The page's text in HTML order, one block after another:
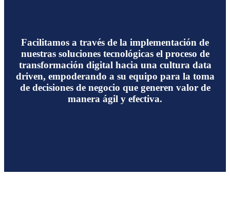
Facilitamos a través de la implementación de
nuestras soluciones tecnológicas el proceso de
transformación digital hacia una cultura data
driven, empoderando a su equipo para la toma
de decisiones de negocio que generen valor de
manera ágil y efectiva.